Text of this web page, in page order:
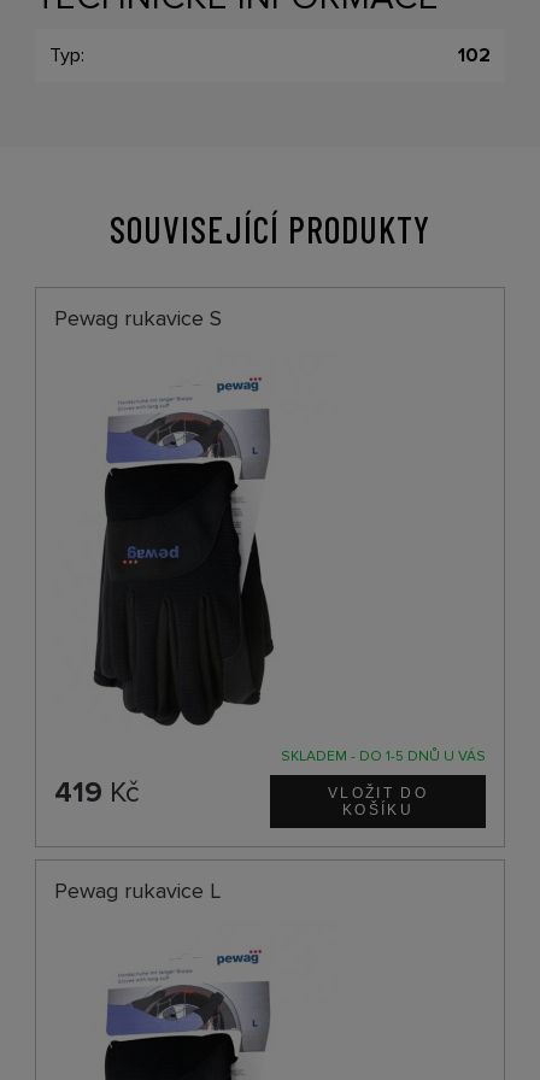
Typ: 102
SOUVISEJÍCÍ PRODUKTY
Pewag rukavice S
SKLADEM - DO 1-5 DNŮ U VÁS
419 Kč
Pewag rukavice L